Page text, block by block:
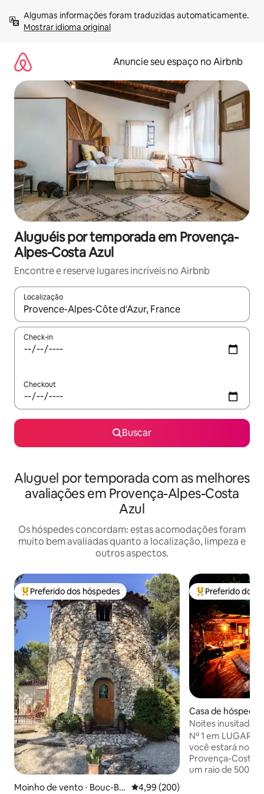
para
Mostrar idioma original
Anuncie seu espaço no Airbnb
Aluguéis por temporada em Provença-
Alpes-Costa Azul
Encontre e reserve lugares incríveis no Airbnb
Localização
Quando os resultados estiverem disponíveis, explore-os
Check-in
Checkout
Buscar
Aluguel por temporada com as melhores
avaliações em Provença-Alpes-Costa
Azul
Os hóspedes concordam: estas acomodações foram
muito bem avaliadas quanto a localização, limpeza e
outros aspectos.
Entre os melhores preferidos dos hóspedes
Preferido dos hóspedes
Moinho de vento ⋅ Bouc-Bel 4,99 de uma avaliação média de
4,99 (200)
Entre os
Preferido dos
Casa de
artin-du-Var
Noites inusitadas
jacuzzi
Nº 1 em
você estará no
Provença-Costa
um raio de 500